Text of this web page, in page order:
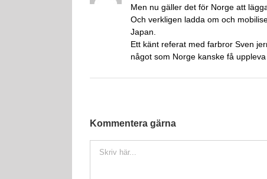
Men nu gäller det för Norge att
Och verkligen ladda om och
Japan.
Ett känt referat med farbror Sven
något som Norge kanske få
Kommentera gärna